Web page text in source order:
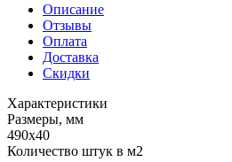
Описание
Отзывы
Оплата
Доставка
Скидки
Характеристики
Размеры, мм
490x40
Количество штук в м2